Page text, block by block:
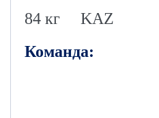
84 кг
KAZ
Команда: